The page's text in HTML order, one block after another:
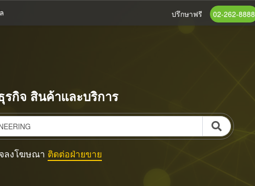
ปรึกษาฟรี 02-262-8888
รกิจ สินค้าและบริการ
ลงโฆษณา ติดต่อฝ่ายขาย